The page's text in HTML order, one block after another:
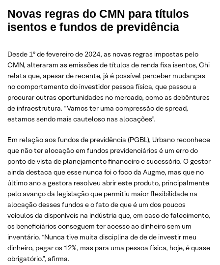
Novas regras do CMN para títulos
isentos e fundos de previdência
Desde 1º de fevereiro de 2024, as novas regras impostas pelo
CMN, alteraram as emissões de títulos de renda fixa isentos, Chi
relata que, apesar de recente, já é possível perceber mudanças
no comportamento do investidor pessoa física, que passou a
procurar outras oportunidades no mercado, como as debêntures
de infraestrutura. “Vamos ter uma compressão de spread,
estamos sendo mais cauteloso nas alocações”.
Em relação aos fundos de previdência (PGBL), Urbano reconhece
que não ter alocação em fundos previdenciários é um erro do
ponto de vista de planejamento financeiro e sucessório. O gestor
ainda destaca que esse nunca foi o foco da Augme, mas que no
último ano a gestora resolveu abrir este produto, principalmente
pelo avanço da legislação que permitiu maior flexibilidade na
alocação desses fundos e o fato de que é um dos poucos
veículos da disponíveis na indústria que, em caso de falecimento,
os beneficiários conseguem ter acesso ao dinheiro sem um
inventário. “Nunca tive muita disciplina de de de investir meu
dinheiro, pegar os 12%, mas para uma pessoa física, hoje, é quase
obrigatório.”, afirma.